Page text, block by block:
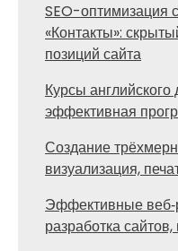
SEO-оптимизация
«Контакты»:
позиций сайта
Курсы
эффективная
Создание
визуализация,
Эффективные
разработка